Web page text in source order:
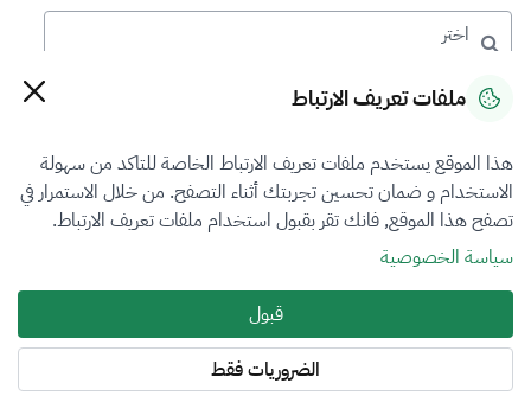
رقم الترخيص
التصنيف
VFR4
فرع التقييم
ملفات تعريف الارتباط
هذا الموقع يستخدم ملفات تعريف الارتباط الخاصة للتاكد من سهولة
الاستخدام و ضمان تحسين تجربتك أثناء التصفح. من خلال الاستمرار في
تصفح هذا الموقع, فانك تقر بقبول استخدام ملفات تعريف الارتباط.
سياسة الخصوصية
قبول
الضروريات فقط